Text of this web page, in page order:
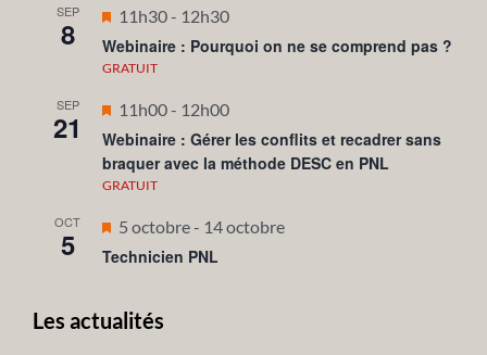
SEP
8
Mis
en
avant
11h30- 12h30
Webinaire : Pourquoi on ne se comprend pas ?
GRATUIT
SEP
21
Mis
en
avant
11h00- 12h00
Webinaire : Gérer les conflits et recadrer sans
braquer avec la méthode DESC en PNL
GRATUIT
OCT
5
Mis
en
5 octobre- 14 octobre
Technicien PNL
Les actualités